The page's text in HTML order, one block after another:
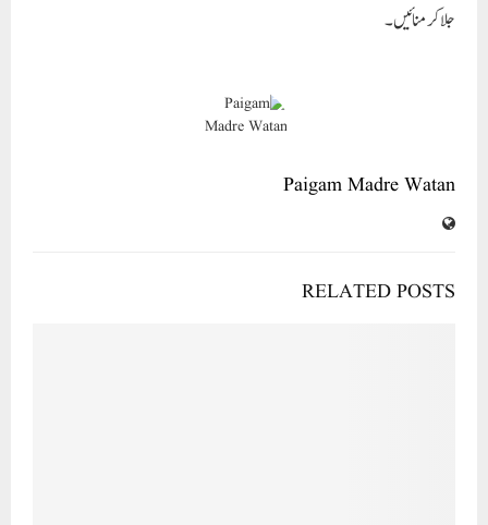
جلا کر منائیں۔
Paigam Madre Watan
RELATED POSTS